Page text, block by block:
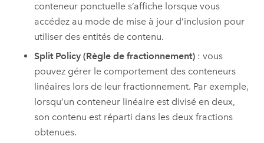
conteneur ponctuelle s’affiche lorsque vous
accédez au mode de mise à jour d’inclusion pour
utiliser des entités de contenu.
Split Policy (Règle de fractionnement) : vous
pouvez gérer le comportement des conteneurs
linéaires lors de leur fractionnement. Par exemple,
lorsqu’un conteneur linéaire est divisé en deux,
son contenu est réparti dans les deux fractions
obtenues.